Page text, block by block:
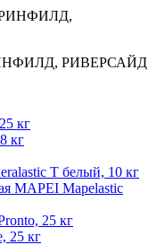
РИВЕРСАЙД
кг
кг
T белый, 10 кг
MAPEI Mapelastic
25 кг
25 кг